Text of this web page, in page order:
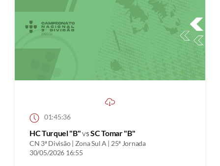
01:45:36
HC Turquel "B"vsSC Tomar "B"
CN 3ª Divisão | Zona Sul A | 25ª Jornada
30/05/2026 16:55